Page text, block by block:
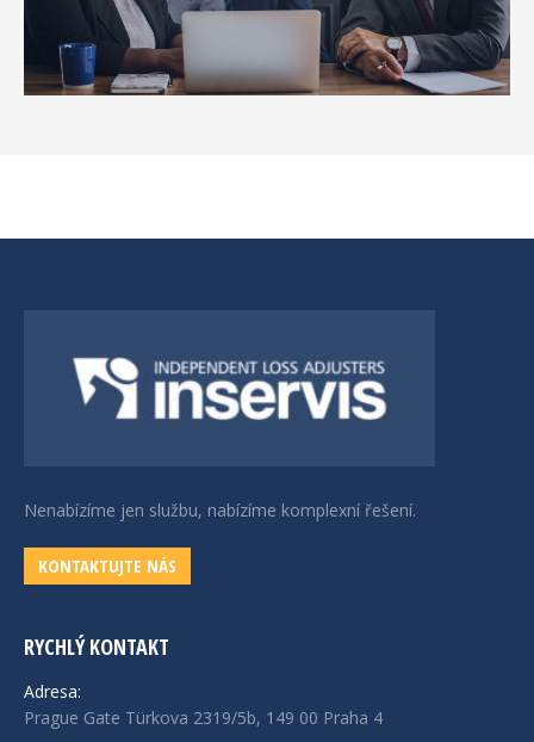
Nenabízíme jen službu, nabízíme komplexní řešení.
KONTAKTUJTE NÁS
RYCHLÝ KONTAKT
Adresa:
Prague Gate Türkova 2319/5b, 149 00 Praha 4